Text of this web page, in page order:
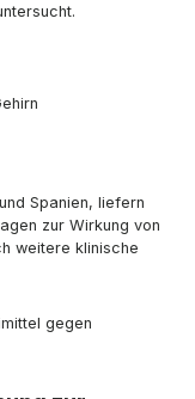
Spanien, liefern
zur Wirkung von
weitere klinische
gegen